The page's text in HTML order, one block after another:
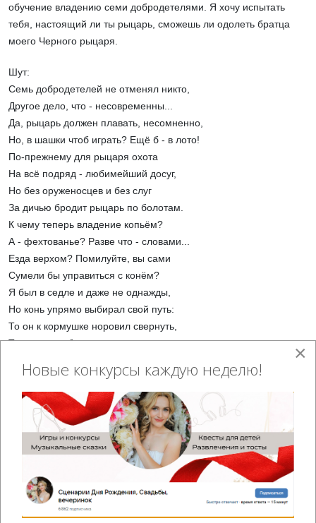
обучение владению семи добродетелями. Я хочу испытать
тебя, настоящий ли ты рыцарь, сможешь ли одолеть братца
моего Черного рыцаря.
Шут:
Семь добродетелей не отменял никто,
Другое дело, что - несовременны...
Да, рыцарь должен плавать, несомненно,
Но, в шашки чтоб играть? Ещё б - в лото!
По-прежнему для рыцаря охота
На всё подряд - любимейший досуг,
Но без оруженосцев и без слуг
За дичью бродит рыцарь по болотам.
К чему теперь владение копьём?
А - фехтованье? Разве что - словами...
Езда верхом? Помилуйте, вы сами
Сумели бы управиться с конём?
Я был в седле и даже не однажды,
Но конь упрямо выбирал свой путь:
То он к кормушке норовил свернуть,
То - к речке, будто помирал от жажды...
Прекрасной Дамы выводить рулады -
По мне! Я - рыцарь! Ночью серенады
Исправно вою мартовским котом!
(автор строк о 7 добродетелях Батраченко В. С.)
- Уменье выводить рулады мы еще проверим, но позже.
Покажи-ка нам, как ты охотиться умеешь! Как метко поражаешь
цель! А заодно и степень твоей любви проверим к Даме
×
Новые конкурсы каждую неделю!